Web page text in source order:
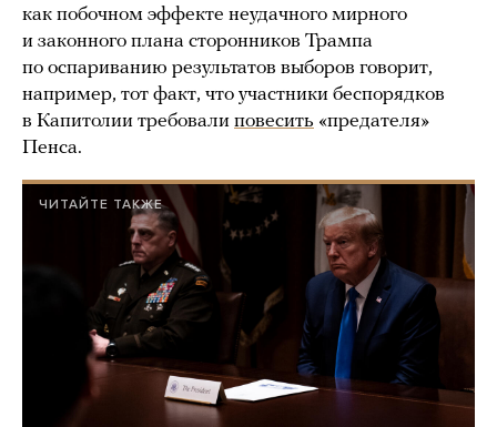
как побочном эффекте неудачного мирного
и законного плана сторонников Трампа
по оспариванию результатов выборов говорит,
например, тот факт, что участники беспорядков
в Капитолии требовали повесить «предателя»
Пенса.
ЧИТАЙТЕ ТАКЖЕ